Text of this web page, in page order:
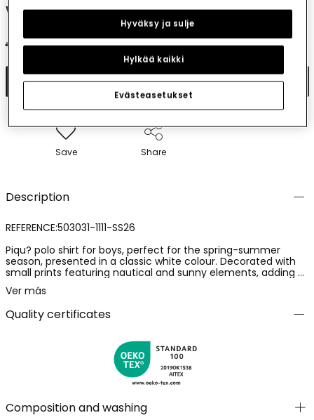
White cotton polo shirt for boy
€25.95 €12.95
Add to cart
Save Share
Description
REFERENCE:503031-1111-SS26
Piqu? polo shirt for boys, perfect for the spring-summer
season, presented in a classic white colour. Decorated with
small prints featuring nautical and sunny elements, adding a
fun touch to the outfit. The collar and sleeves have stripe
details, offering an elegant finish. Available in sizes from 12
months to 10 years. Perfect to pair with shorts or jeans, this
polo is a versatile and comfortable option for everyday wear.
Ver más
Quality certificates
Composition and washing
Evästeasetukset
Hylkää kaikki
Hyväksy ja sulje